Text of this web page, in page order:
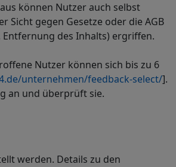
können Nutzer auch selbst
Sicht gegen Gesetze oder die AGB
des Inhalts) ergriffen.
Nutzer können sich bis zu 6
unternehmen/feedback-select/].
an und überprüft sie.
werden. Details zu den